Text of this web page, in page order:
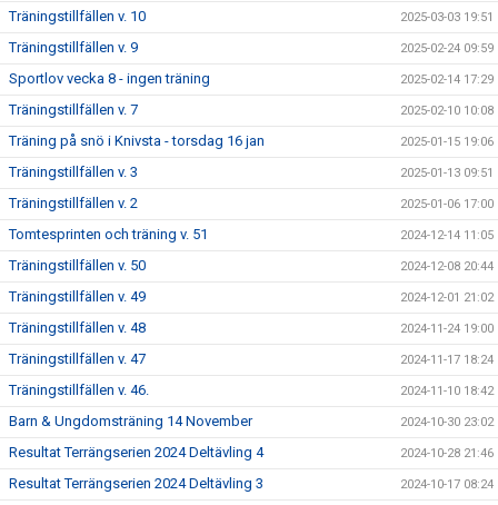
Träningstillfällen v. 10 2025-03-03 19:51
Träningstillfällen v. 9 2025-02-24 09:59
Sportlov vecka 8 - ingen träning 2025-02-14 17:29
Träningstillfällen v. 7 2025-02-10 10:08
Träning på snö i Knivsta - torsdag 16 jan 2025-01-15 19:06
Träningstillfällen v. 3 2025-01-13 09:51
Träningstillfällen v. 2 2025-01-06 17:00
Tomtesprinten och träning v. 51 2024-12-14 11:05
Träningstillfällen v. 50 2024-12-08 20:44
Träningstillfällen v. 49 2024-12-01 21:02
Träningstillfällen v. 48 2024-11-24 19:00
Träningstillfällen v. 47 2024-11-17 18:24
Träningstillfällen v. 46. 2024-11-10 18:42
Barn & Ungdomsträning 14 November 2024-10-30 23:02
Resultat Terrängserien 2024 Deltävling 4 2024-10-28 21:46
Resultat Terrängserien 2024 Deltävling 3 2024-10-17 08:24